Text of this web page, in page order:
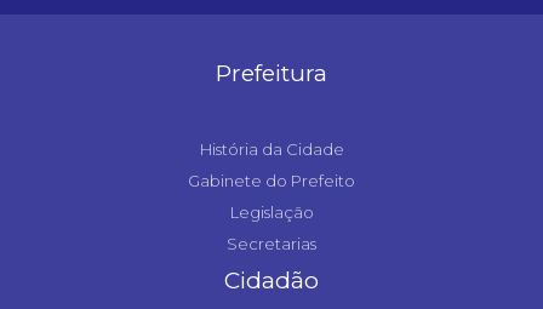
Prefeitura
História da Cidade
Gabinete do Prefeito
Legislação
Secretarias
Cidadão